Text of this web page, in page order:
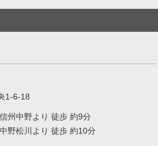
1-6-18
州中野より 徒歩 約9分
野松川より 徒歩 約10分